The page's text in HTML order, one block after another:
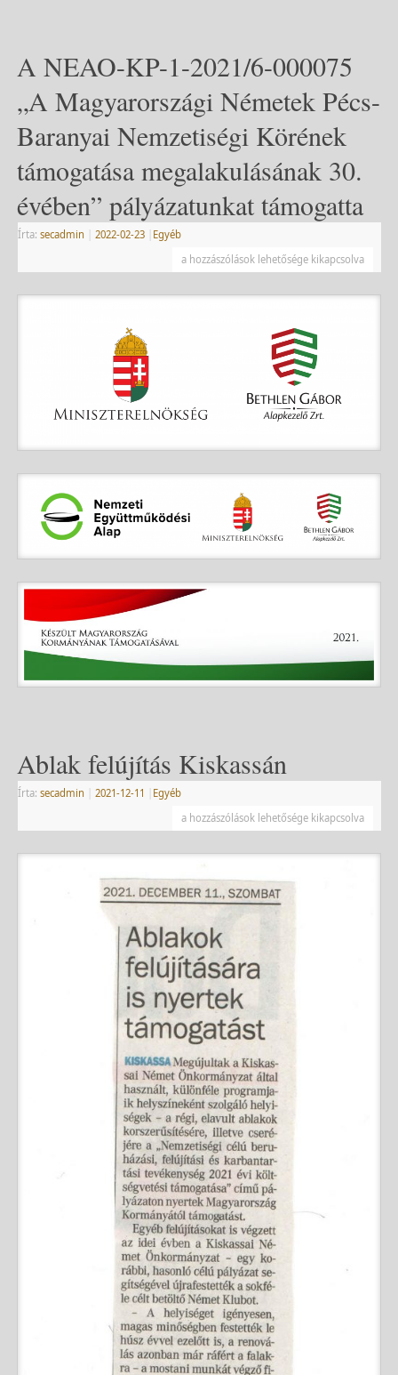
A NEAO-KP-1-2021/6-000075
„A Magyarországi Németek Pécs-
Baranyai Nemzetiségi Körének
támogatása megalakulásának 30.
évében” pályázatunkat támogatta
Írta: secadmin 2022-02-23
Egyéb
a hozzászólások lehetősége kikapcsolva
Ablak felújítás Kiskassán
Írta: secadmin 2021-12-11
Egyéb
a hozzászólások lehetősége kikapcsolva